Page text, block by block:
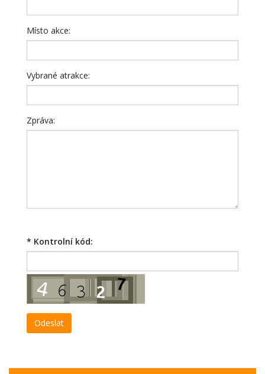
Místo akce:
Vybrané atrakce:
Zpráva:
* Kontrolní kód: